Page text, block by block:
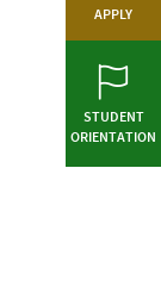
APPLY
STUDENT
ORIENTATION